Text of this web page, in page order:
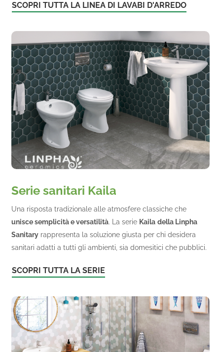
SCOPRI TUTTA LA LINEA DI LAVABI D'ARREDO
Serie sanitari Kaila
Una risposta tradizionale alle atmosfere classiche che
unisce semplicità e versatilità. La serie Kaila della Linpha
Sanitary rappresenta la soluzione giusta per chi desidera
sanitari adatti a tutti gli ambienti, sia domesitici che pubblici.
SCOPRI TUTTA LA SERIE